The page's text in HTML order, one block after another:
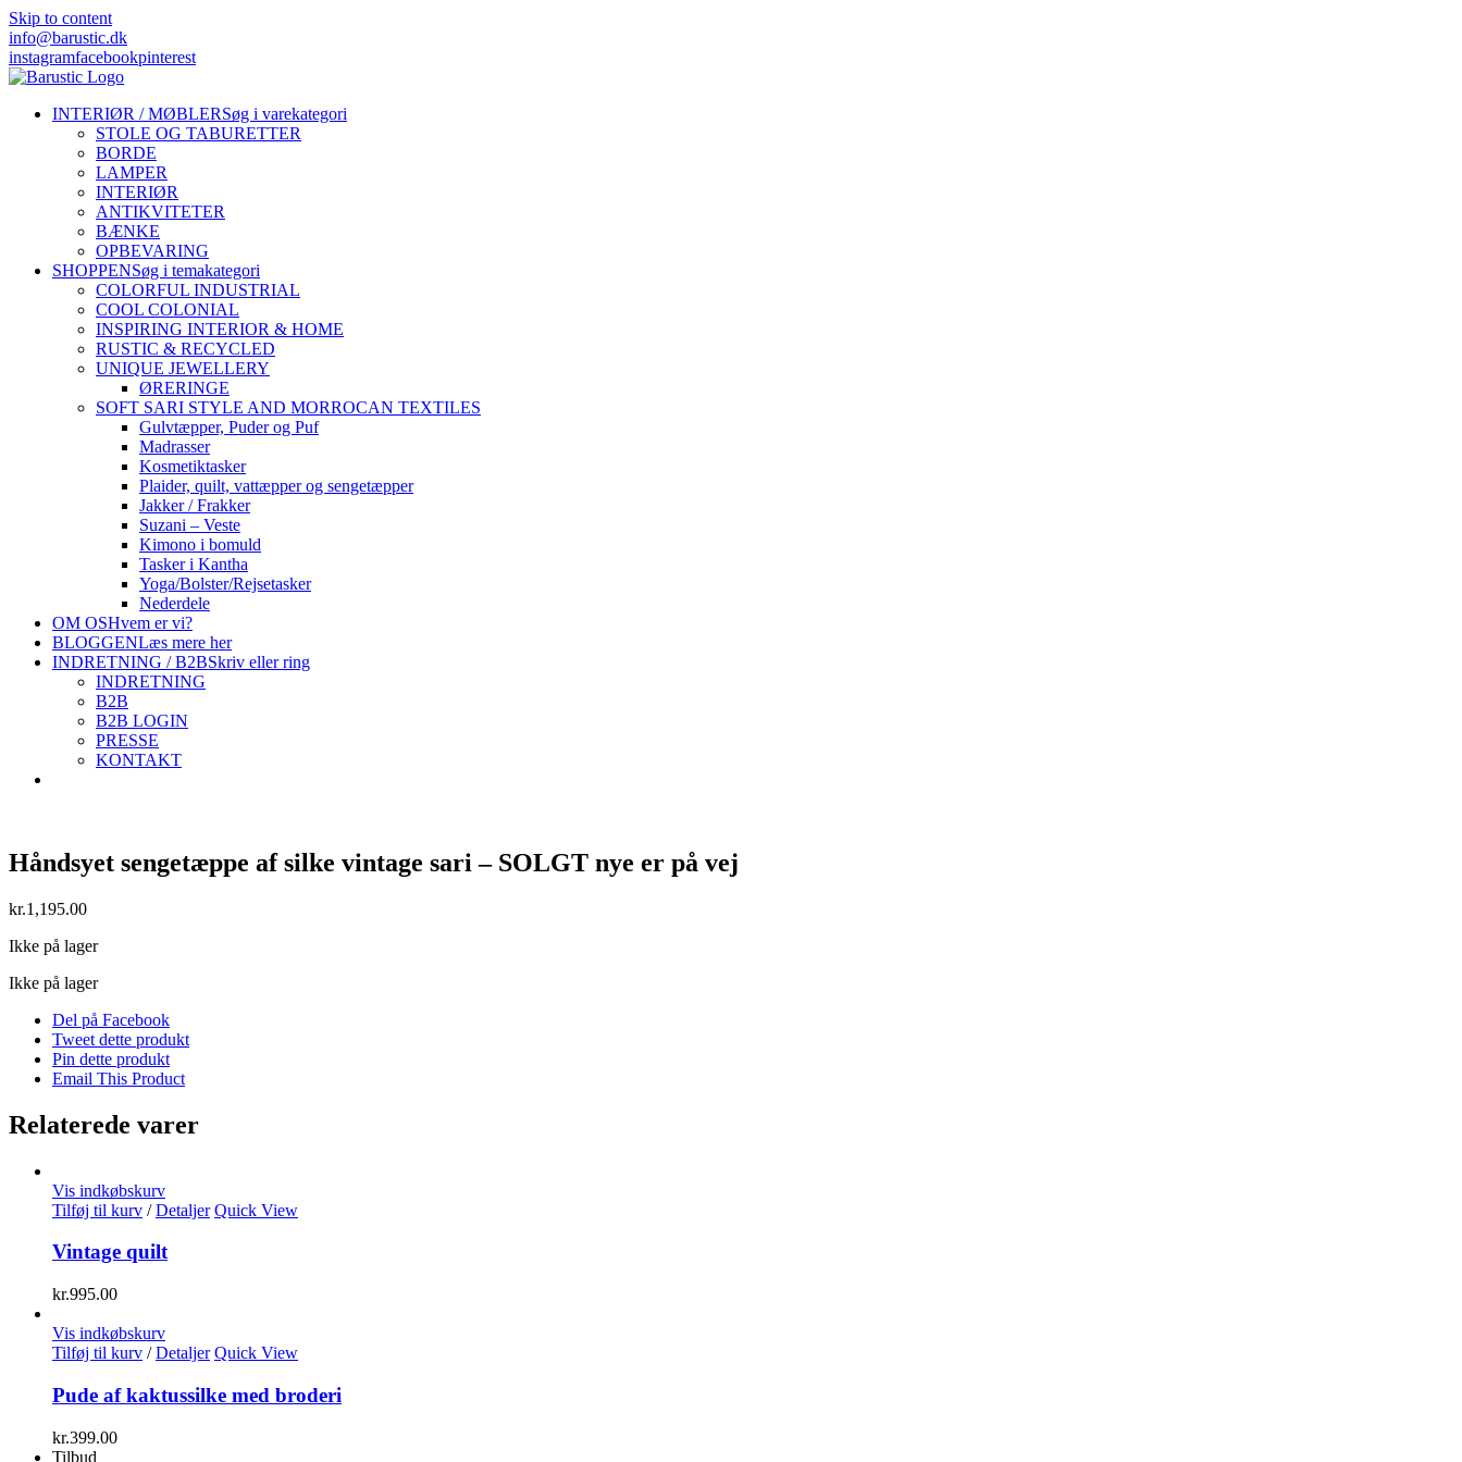
Skip to content
info@barustic.dk
instagramfacebookpinterest
INTERIØR / MØBLERSøg i varekategori
STOLE OG TABURETTER
BORDE
LAMPER
INTERIØR
ANTIKVITETER
BÆNKE
OPBEVARING
SHOPPENSøg i temakategori
COLORFUL INDUSTRIAL
COOL COLONIAL
INSPIRING INTERIOR & HOME
RUSTIC & RECYCLED
UNIQUE JEWELLERY
ØRERINGE
SOFT SARI STYLE AND MORROCAN TEXTILES
Gulvtæpper, Puder og Puf
Madrasser
Kosmetiktasker
Plaider, quilt, vattæpper og sengetæpper
Jakker / Frakker
Suzani – Veste
Kimono i bomuld
Tasker i Kantha
Yoga/Bolster/Rejsetasker
Nederdele
OM OSHvem er vi?
BLOGGENLæs mere her
INDRETNING / B2BSkriv eller ring
INDRETNING
B2B
B2B LOGIN
PRESSE
KONTAKT
Håndsyet sengetæppe af silke vintage sari – SOLGT nye er på vej
kr.1,195.00
Ikke på lager
Ikke på lager
Del på Facebook
Tweet dette produkt
Pin dette produkt
Email This Product
Relaterede varer
Vis indkøbskurv
Tilføj til kurv / Detaljer Quick View
Vintage quilt
kr.995.00
Vis indkøbskurv
Tilføj til kurv / Detaljer Quick View
Pude af kaktussilke med broderi
kr.399.00
Tilbud